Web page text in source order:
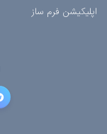
اپلیکیشن فرم ساز